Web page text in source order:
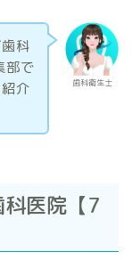
歯科衛生士
科
部で
介
医院【7